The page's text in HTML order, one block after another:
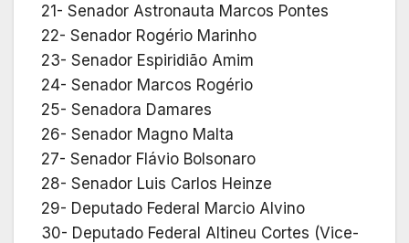
21- Senador Astronauta Marcos Pontes
22- Senador Rogério Marinho
23- Senador Espiridião Amim
24- Senador Marcos Rogério
25- Senadora Damares
26- Senador Magno Malta
27- Senador Flávio Bolsonaro
28- Senador Luis Carlos Heinze
29- Deputado Federal Marcio Alvino
30- Deputado Federal Altineu Cortes (Vice-